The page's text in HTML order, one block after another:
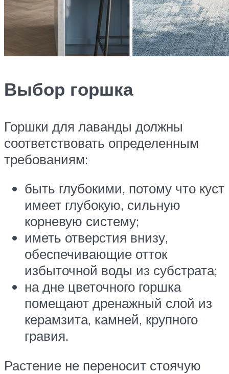
Выбор горшка
Горшки для лаванды должны
соответствовать определенным
требованиям:
быть глубокими, потому что куст
имеет глубокую, сильную
корневую систему;
иметь отверстия внизу,
обеспечивающие отток
избыточной воды из субстрата;
на дне цветочного горшка
помещают дренажный слой из
керамзита, камней, крупного
гравия.
Растение не переносит стоячую